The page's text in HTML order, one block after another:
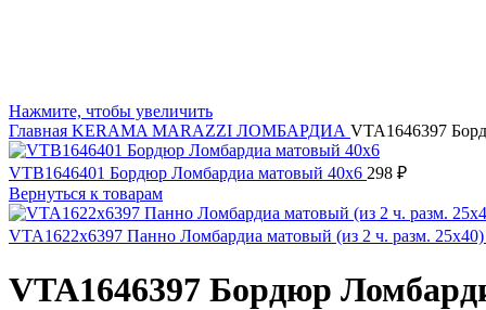
Нажмите, чтобы увеличить
Главная KERAMA MARAZZI ЛОМБАРДИА VTA1646397
VTB1646401 Бордюр Ломбардиа матовый 40х6 298 ₽
Вернуться к товарам
VTA1622x6397 Панно Ломбардиа матовый (из 2 ч. разм. 25x40)
VTA1646397 Бордюр